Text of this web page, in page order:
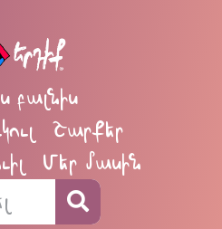
բալնիս
Շարքեր
Մեր մասին